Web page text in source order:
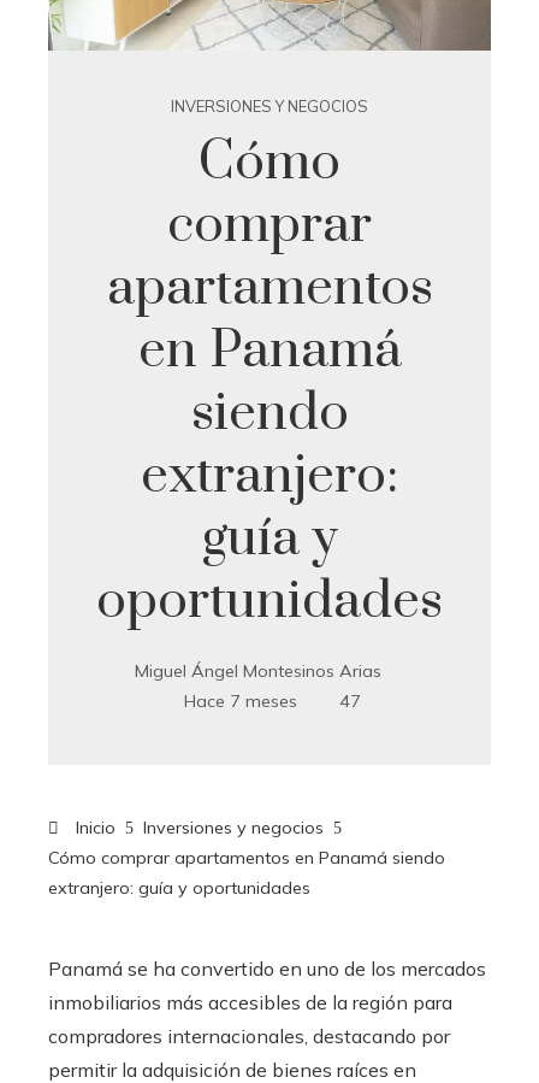
INVERSIONES Y NEGOCIOS
Cómo
comprar
apartamentos
en Panamá
siendo
extranjero:
guía y
oportunidades
Miguel Ángel Montesinos Arias
Hace 7 meses
47
Inicio
Inversiones y negocios
Cómo comprar apartamentos en Panamá siendo
extranjero: guía y oportunidades
Panamá se ha convertido en uno de los mercados
inmobiliarios más accesibles de la región para
compradores internacionales, destacando por
permitir la adquisición de bienes raíces en